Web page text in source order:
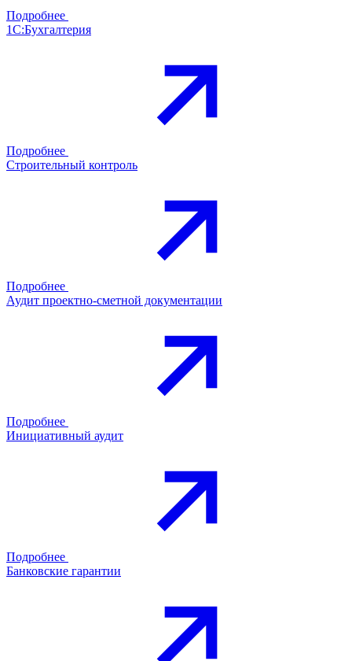
Подробнее
1С:Бухгалтерия
Подробнее
Строительный контроль
Подробнее
Аудит проектно-сметной документации
Подробнее
Инициативный аудит
Подробнее
Банковские гарантии